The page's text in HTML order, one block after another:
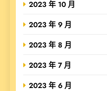
2023 年 10 月
2023 年 9 月
2023 年 8 月
2023 年 7 月
2023 年 6 月